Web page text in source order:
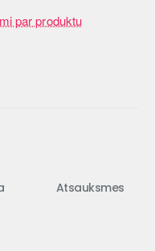
par produktu
Atsauksmes